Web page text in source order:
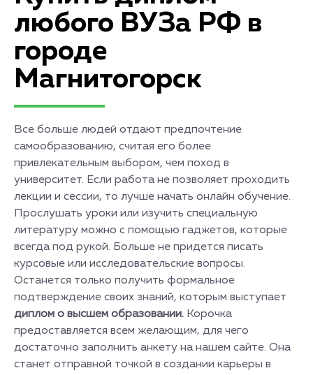
любого ВУЗа РФ в
городе
Магнитогорск
Все больше людей отдают предпочтение
самообразованию, считая его более
привлекательным выбором, чем поход в
университет. Если работа не позволяет проходить
лекции и сессии, то лучше начать онлайн обучение.
Прослушать уроки или изучить специальную
литературу можно с помощью гаджетов, которые
всегда под рукой. Больше не придется писать
курсовые или исследовательские вопросы.
Останется только получить формальное
подтверждение своих знаний, которым выступает
диплом о высшем образовании. Корочка
предоставляется всем желающим, для чего
достаточно заполнить анкету на нашем сайте. Она
станет отправной точкой в создании карьеры в